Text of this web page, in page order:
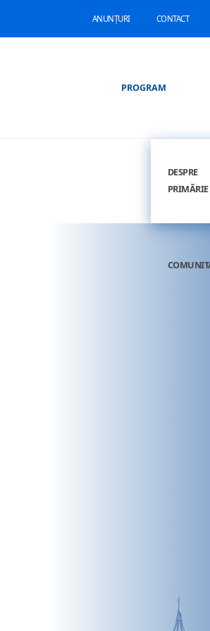
ANUNȚURI CONTACT
PROGRAM
DESPRE
PRIMĂRIE